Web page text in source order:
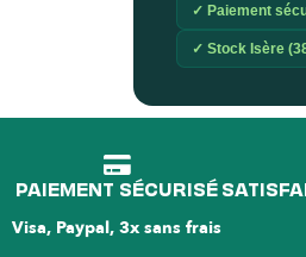
✓ Paiement
✓ Stock Isère
PAIEMENT SÉCURISÉ
Visa, Paypal, 3x sans frais